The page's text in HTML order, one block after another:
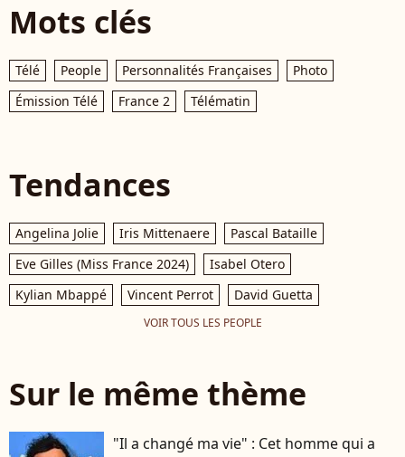
Mots clés
Télé People Personnalités Françaises
Photo
Émission Télé
France 2 Télématin
Tendances
Angelina Jolie Iris Mittenaere
Pascal Bataille
Eve Gilles (Miss France 2024)
Isabel Otero
Kylian Mbappé
Vincent Perrot David Guetta
VOIR TOUS LES PEOPLE
Sur le même thème
"Il a changé ma vie" : Cet homme qui a